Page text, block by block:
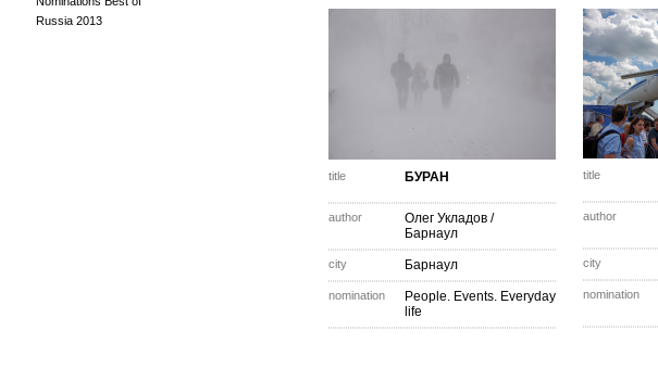
Russia 2013
title БУРАН
author Олег Укладов /
Барнаул
city Барнаул
nomination
People. Events. Everyday
life
title
author
city
nomination